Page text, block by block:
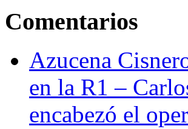
Comentarios
Azucena
en la R1 –
encabezó el